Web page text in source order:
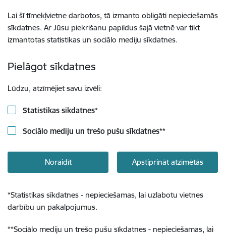
Lai šī tīmekļvietne darbotos, tā izmanto obligāti nepieciešamās
sīkdatnes. Ar Jūsu piekrišanu papildus šajā vietnē var tikt
izmantotas statistikas un sociālo mediju sīkdatnes.
Pielāgot sīkdatnes
Lūdzu, atzīmējiet savu izvēli:
Statistikas sīkdatnes*
Sociālo mediju un trešo pušu sīkdatnes**
Noraidīt Apstiprināt atzīmētās
*Statistikas sīkdatnes - nepieciešamas, lai uzlabotu vietnes
darbību un pakalpojumus.
**Sociālo mediju un trešo pušu sīkdatnes - nepieciešamas, lai